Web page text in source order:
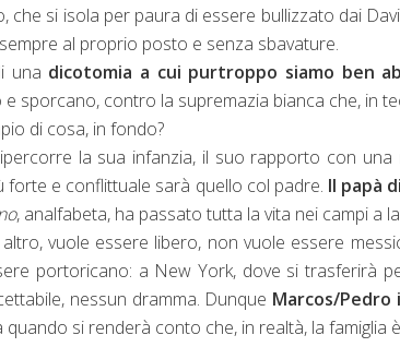
che si isola per paura di essere bullizzato dai
al proprio posto e senza sbavature.
una dicotomia a cui purtroppo siamo ben
sporcano, contro la supremazia bianca che, in
di cosa, in fondo?
la sua infanzia, il suo rapporto con
forte e conflittuale sarà quello col padre. Il papà
, analfabeta, ha passato tutta la vita nei campi a
vuole essere libero, non vuole essere
portoricano: a New York, dove si trasferirà
nessun dramma. Dunque Marcos/Pedro
quando si renderà conto che, in realtà, la famiglia